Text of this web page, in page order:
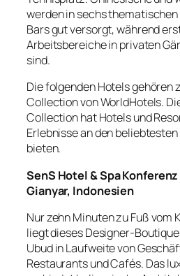
werden in sechs
Bars gut versorgt, während
Arbeitsbereiche in privaten
sind.
Die folgenden Hotels gehören
Collection von WorldHotels.
Collection hat Hotels und
Erlebnisse an den
bieten.
SenS Hotel & Spa
Gianyar, Indonesien
Nur zehn Minuten zu Fuß vom
liegt dieses Designer-
Ubud in Laufweite von
Restaurants und Cafés. Das